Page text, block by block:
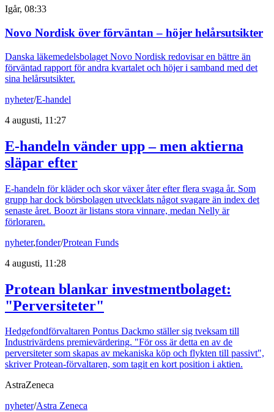
Igår, 08:33
Novo Nordisk över förväntan – höjer helårsutsikter
Danska läkemedelsbolaget Novo Nordisk redovisar en bättre än
förväntad rapport för andra kvartalet och höjer i samband med det
sina helårsutsikter.
nyheter/E-handel
4 augusti, 11:27
E-handeln vänder upp – men aktierna
släpar efter
E-handeln för kläder och skor växer åter efter flera svaga år. Som
grupp har dock börsbolagen utvecklats något svagare än index det
senaste året. Boozt är listans stora vinnare, medan Nelly är
förloraren.
nyheter,fonder/Protean Funds
4 augusti, 11:28
Protean blankar investmentbolaget:
"Perversiteter"
Hedgefondförvaltaren Pontus Dackmo ställer sig tveksam till
Industrivärdens premievärdering. "För oss är detta en av de
perversiteter som skapas av mekaniska köp och flykten till passivt",
skriver Protean-förvaltaren, som tagit en kort position i aktien.
AstraZeneca
nyheter/Astra Zeneca